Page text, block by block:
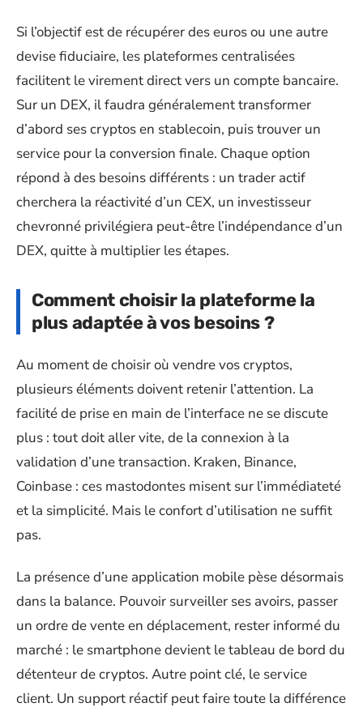
Si l’objectif est de récupérer des euros ou une autre
devise fiduciaire, les plateformes centralisées
facilitent le virement direct vers un compte bancaire.
Sur un DEX, il faudra généralement transformer
d’abord ses cryptos en stablecoin, puis trouver un
service pour la conversion finale. Chaque option
répond à des besoins différents : un trader actif
cherchera la réactivité d’un CEX, un investisseur
chevronné privilégiera peut-être l’indépendance d’un
DEX, quitte à multiplier les étapes.
Comment choisir la plateforme la
plus adaptée à vos besoins ?
Au moment de choisir où vendre vos cryptos,
plusieurs éléments doivent retenir l’attention. La
facilité de prise en main de l’interface ne se discute
plus : tout doit aller vite, de la connexion à la
validation d’une transaction. Kraken, Binance,
Coinbase : ces mastodontes misent sur l’immédiateté
et la simplicité. Mais le confort d’utilisation ne suffit
pas.
La présence d’une application mobile pèse désormais
dans la balance. Pouvoir surveiller ses avoirs, passer
un ordre de vente en déplacement, rester informé du
marché : le smartphone devient le tableau de bord du
détenteur de cryptos. Autre point clé, le service
client. Un support réactif peut faire toute la différence